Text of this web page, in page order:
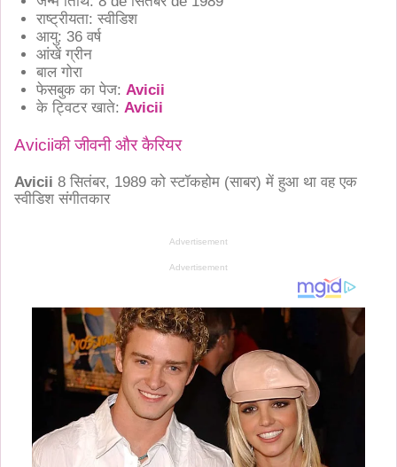
राष्ट्रीयता: स्वीडिश
आयु: 36 वर्ष
आंखें ग्रीन
बाल गोरा
फेसबुक का पेज: Avicii
के ट्विटर खाते: Avicii
Aviciiकी जीवनी और कैरियर
Avicii 8 सितंबर, 1989 को स्टॉकहोम (साबर) में हुआ था वह एक
स्वीडिश संगीतकार
Advertisement
Advertisement